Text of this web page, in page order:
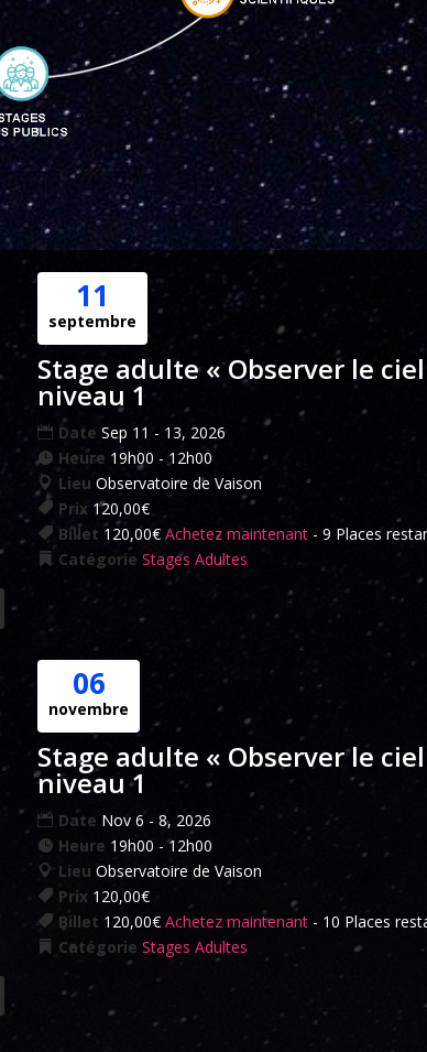
11
septembre
Stage adulte « Observer le
niveau 1
Date Sep 11 - 13, 2026
Heure 19h00 - 12h00
Lieu Observatoire de Vaison
Prix 120,00€
Billet 120,00€ Achetez maintenant - 9 Places
Catégorie Stages Adultes
06
novembre
Stage adulte « Observer le
niveau 1
Date Nov 6 - 8, 2026
Heure 19h00 - 12h00
Lieu Observatoire de Vaison
Prix 120,00€
Billet 120,00€ Achetez maintenant - 10 Places
Catégorie Stages Adultes